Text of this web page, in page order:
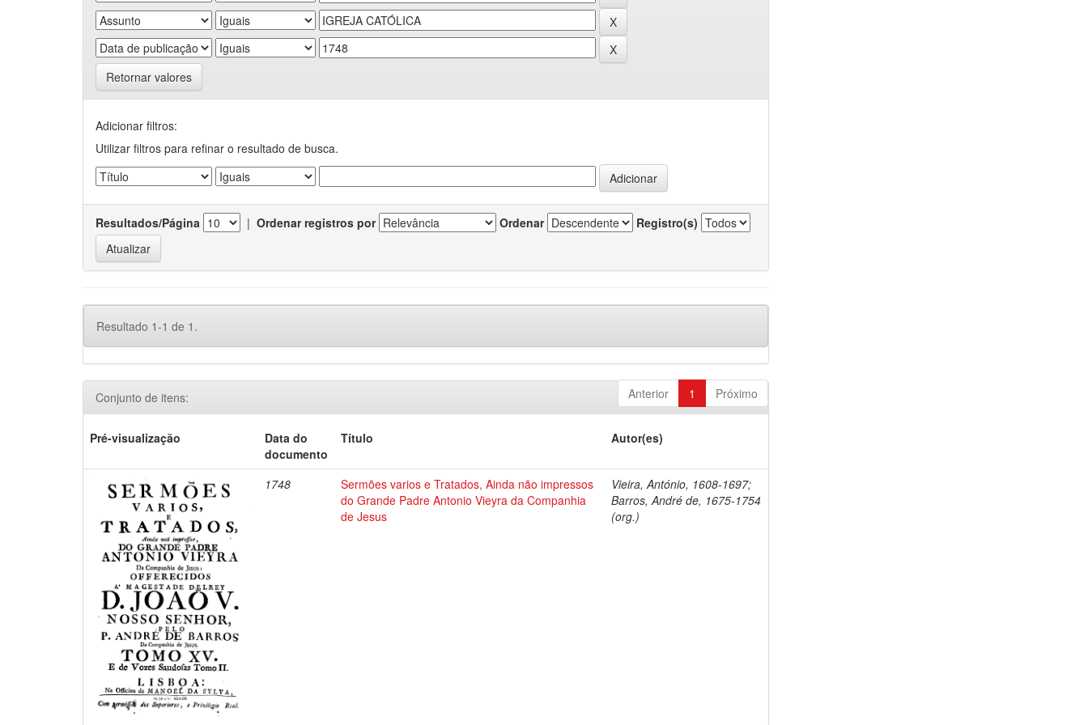
Retornar valores
Adicionar filtros:
Utilizar filtros para refinar o resultado de busca.
Resultados/Página | Ordenar registros por Ordenar Registro(s)
Resultado 1-1 de 1.
Anterior 1 Próximo
Conjunto de itens:
Pré-visualização
Data do
documento
Título Autor(es)
1748
Sermões varios e Tratados, Ainda não impressos
do Grande Padre Antonio Vieyra da Companhia
de Jesus
Vieira, António, 1608-1697;
Barros, André de, 1675-1754
(org.)